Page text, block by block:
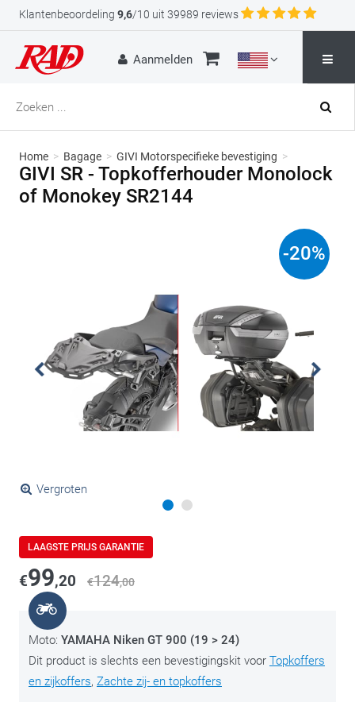
Klantenbeoordeling 9,6/10 uit 39989 reviews
Aanmelden
Home > Bagage > GIVI Motorspecifieke bevestiging >
GIVI SR - Topkofferhouder Monolock
of Monokey SR2144
Vergroten
-20%
LAAGSTE PRIJS GARANTIE
€99,20 €124,00
Moto: YAMAHA Niken GT 900 (19 > 24)
Dit product is slechts een bevestigingskit voor Topkoffers
en zijkoffers, Zachte zij- en topkoffers